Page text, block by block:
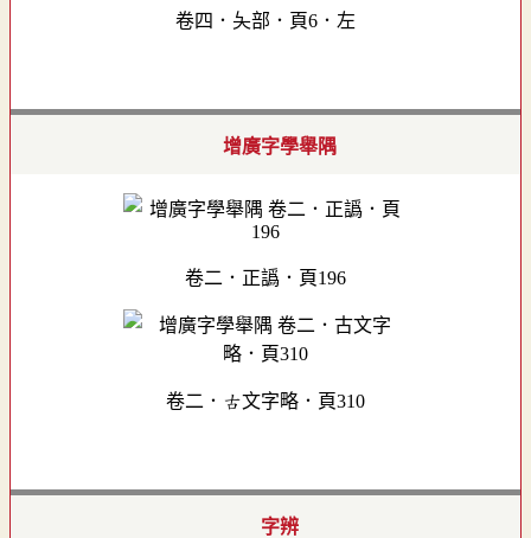
卷四．夨部．頁6．左
增廣字學舉隅
卷二．正譌．頁196
卷二．古文字略．頁310
字辨